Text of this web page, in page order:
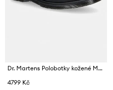
Dr. Martens Polobotky kožené Mayfare
4799 Kč